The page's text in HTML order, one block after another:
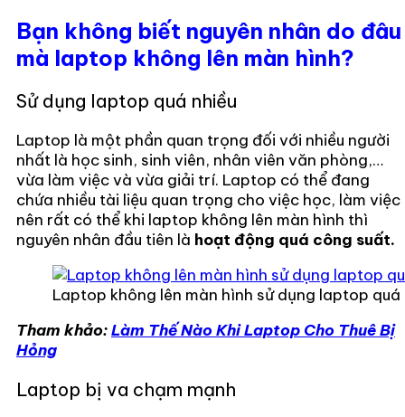
Bạn không biết nguyên nhân do đâu
mà laptop không lên màn hình?
Sử dụng laptop quá nhiều
Laptop là một phần quan trọng đối với nhiều người
nhất là học sinh, sinh viên, nhân viên văn phòng,…
vừa làm việc và vừa giải trí. Laptop có thể đang
chứa nhiều tài liệu quan trọng cho việc học, làm việc
nên rất có thể khi laptop không lên màn hình thì
nguyên nhân đầu tiên là hoạt động quá công suất.
Laptop không lên màn hình sử dụng laptop quá
Tham khảo:Làm Thế Nào Khi Laptop Cho Thuê Bị
Hỏng
Laptop bị va chạm mạnh